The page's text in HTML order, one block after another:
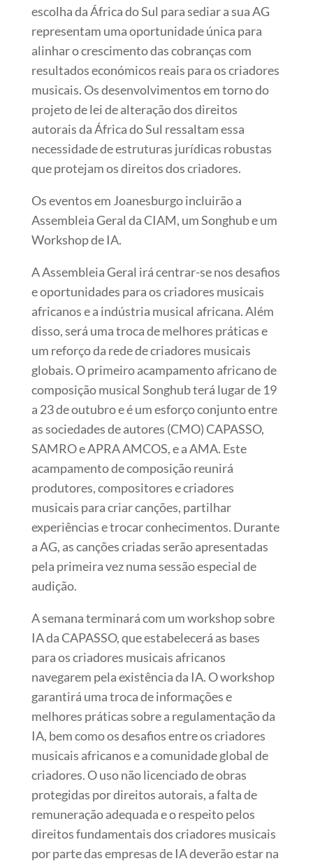
escolha da África do Sul para sediar a sua AG
representam uma oportunidade única para
alinhar o crescimento das cobranças com
resultados económicos reais para os criadores
musicais. Os desenvolvimentos em torno do
projeto de lei de alteração dos direitos
autorais da África do Sul ressaltam essa
necessidade de estruturas jurídicas robustas
que protejam os direitos dos criadores.
Os eventos em Joanesburgo incluirão a
Assembleia Geral da CIAM, um Songhub e um
Workshop de IA.
A Assembleia Geral irá centrar-se nos desafios
e oportunidades para os criadores musicais
africanos e a indústria musical africana. Além
disso, será uma troca de melhores práticas e
um reforço da rede de criadores musicais
globais. O primeiro acampamento africano de
composição musical Songhub terá lugar de 19
a 23 de outubro e é um esforço conjunto entre
as sociedades de autores (CMO) CAPASSO,
SAMRO e APRA AMCOS, e a AMA. Este
acampamento de composição reunirá
produtores, compositores e criadores
musicais para criar canções, partilhar
experiências e trocar conhecimentos. Durante
a AG, as canções criadas serão apresentadas
pela primeira vez numa sessão especial de
audição.
A semana terminará com um workshop sobre
IA da CAPASSO, que estabelecerá as bases
para os criadores musicais africanos
navegarem pela existência da IA. O workshop
garantirá uma troca de informações e
melhores práticas sobre a regulamentação da
IA, bem como os desafios entre os criadores
musicais africanos e a comunidade global de
criadores. O uso não licenciado de obras
protegidas por direitos autorais, a falta de
remuneração adequada e o respeito pelos
direitos fundamentais dos criadores musicais
por parte das empresas de IA deverão estar na